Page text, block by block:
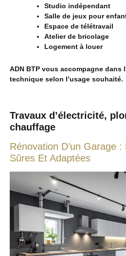
Studio indépendant
Salle de jeux pour
Espace de télétravail
Atelier de bricolage
Logement à louer
ADN BTP vous accompagne dans
technique selon l’usage souhaité.
Travaux d’électricité,
chauffage
Rénovation D’un Garage
Sûres Et Adaptées